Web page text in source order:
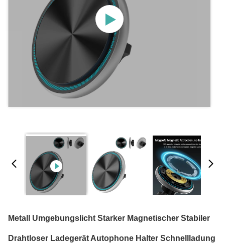
Metall Umgebungslicht Starker Magnetischer Stabiler
Drahtloser Ladegerät Autophone Halter Schnellladung